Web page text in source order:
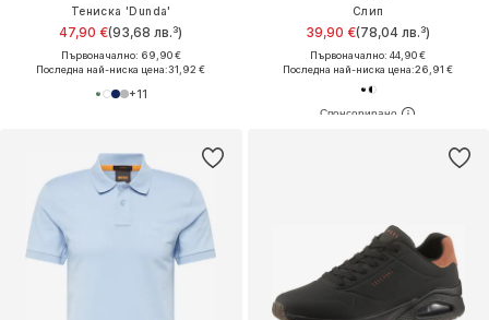
Тениска 'Dunda'
47,90 €(93,68 лв.³)
Първоначално: 69,90 €
Последна най-ниска цена:31,92 €
+11
Слип
39,90 €(78,04 лв.³)
Първоначално: 44,90 €
Последна най-ниска цена:26,91 €